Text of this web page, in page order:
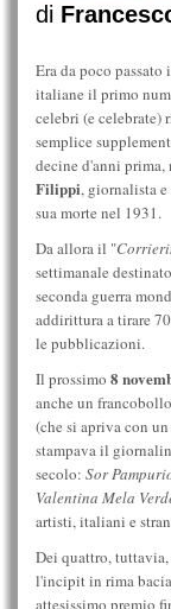
di
Era da poco
italiane il primo
celebri (e celebrate)
semplice
decine d'anni
Filippi, giornalista
sua morte nel 1931.
Da allora il "
settimanale
seconda guerra
addirittura a tirare
le pubblicazioni.
Il prossimo 8
anche un
(che si apriva con
stampava il
secolo: Sor
Valentina Mela
artisti, italiani e
Dei quattro, tuttavia,
l'incipit in rima
attesissimo premio